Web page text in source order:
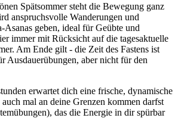
Spätsommer steht die Bewegung ganz
anspruchsvolle Wanderungen und
Asanas geben, ideal für Geübte und
immer mit Rücksicht auf die tagesaktuelle
Am Ende gilt - die Zeit des Fastens ist
Ausdauerübungen, aber nicht für den
erwartet dich eine frische, dynamische
mal an deine Grenzen kommen darfst
das die Energie in dir spürbar